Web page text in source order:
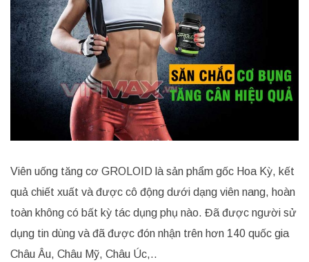
Viên uống tăng cơ GROLOID là sản phẩm gốc Hoa Kỳ, kết
quả chiết xuất và được cô động dưới dạng viên nang, hoàn
toàn không có bất kỳ tác dụng phụ nào. Đã được người sử
dụng tin dùng và đã được đón nhận trên hơn 140 quốc gia
Châu Âu, Châu Mỹ, Châu Úc,..